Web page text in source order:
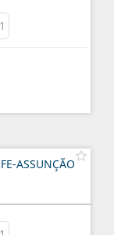
1
ASSUNÇÃO